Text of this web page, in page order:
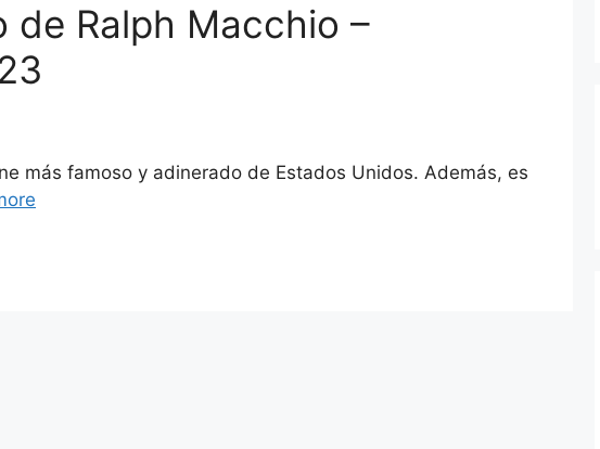
de Ralph Macchio –
más famoso y adinerado de Estados Unidos. Además, es